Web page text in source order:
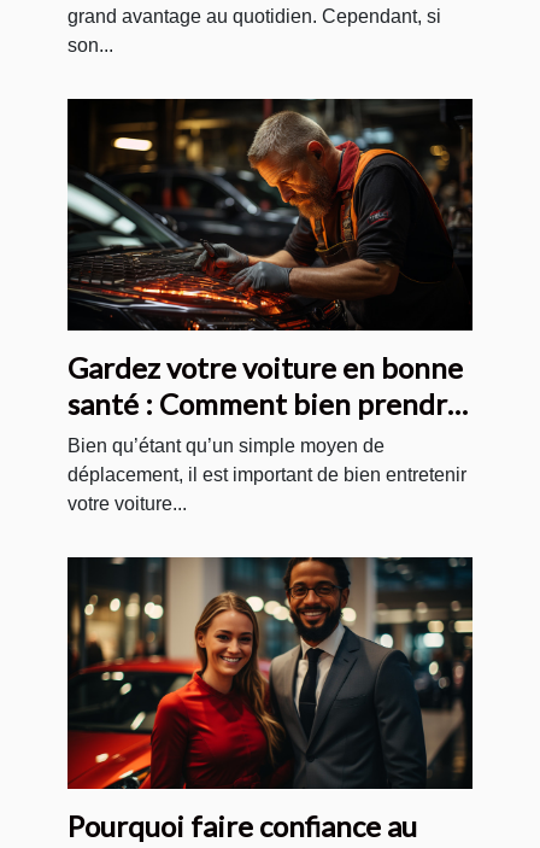
grand avantage au quotidien. Cependant, si
son...
Gardez votre voiture en bonne
santé : Comment bien prendre
soin de votre automobile ?
Bien qu’étant qu’un simple moyen de
déplacement, il est important de bien entretenir
votre voiture...
Pourquoi faire confiance au